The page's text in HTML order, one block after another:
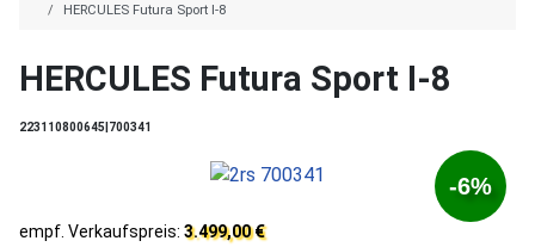
HERCULES Futura Sport I-8
HERCULES Futura Sport I-8
223110800645|700341
-6%
empf. Verkaufspreis: 3.499,00 €